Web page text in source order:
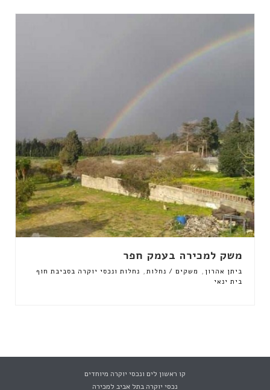
משק למכירה בעמק חפר
ביתן אהרון , משקים / נחלות , נחלות ונכסי יוקרה בסביבת חוף
בית ינאי
קו ראשון לים ונכסי יוקרה מיוחדים
נכסי יוקרה בתל אביב למכירה